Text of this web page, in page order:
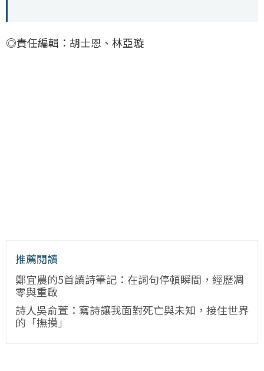
◎責任編輯：胡士恩、林亞璇
推薦閱讀
鄭宜農的5首讀詩筆記：在詞句停頓瞬間，經歷凋
零與重啟
詩人吳俞萱：寫詩讓我面對死亡與未知，接住世界
的「撫摸」